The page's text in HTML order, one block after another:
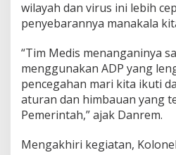
wilayah dan virus ini lebih
penyebarannya manakala
“Tim Medis menanganinya
menggunakan ADP yang
pencegahan mari kita ikuti
aturan dan himbauan yang
Pemerintah,” ajak Danrem.
Mengakhiri kegiatan,